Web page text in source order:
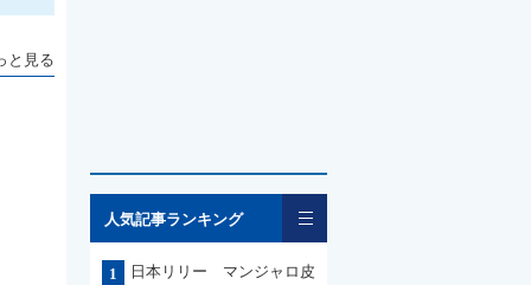
と見る
人気記事ランキング
1
日本リリー マンジャロ皮